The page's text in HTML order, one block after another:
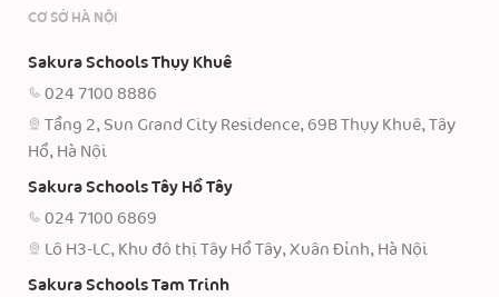
CƠ SỞ HÀ NỘI
Sakura Schools Thụy Khuê
024 7100 8886
Tầng 2, Sun Grand City Residence, 69B Thụy Khuê, Tây
Hồ, Hà Nội
Sakura Schools Tây Hồ Tây
024 7100 6869
Lô H3-LC, Khu đô thị Tây Hồ Tây, Xuân Đỉnh, Hà Nội
Sakura Schools Tam Trinh